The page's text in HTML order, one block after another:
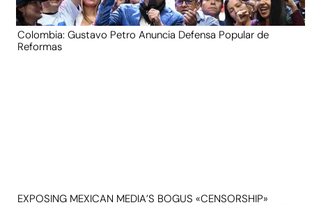
Colombia: Gustavo Petro Anuncia Defensa Popular de
Reformas
EXPOSING MEXICAN MEDIA’S BOGUS «CENSORSHIP»